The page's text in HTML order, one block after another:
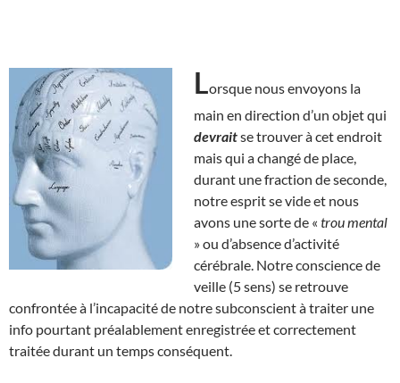
Lorsque nous envoyons la
main en direction d’un objet qui
devraitse trouver à cet endroit
mais qui a changé de place,
durant une fraction de seconde,
notre esprit se vide et nous
avons une sorte de « trou mental
» ou d’absence d’activité
cérébrale. Notre conscience de
veille (5 sens) se retrouve
confrontée à l’incapacité de notre subconscient à traiter une
info pourtant préalablement enregistrée et correctement
traitée durant un temps conséquent.